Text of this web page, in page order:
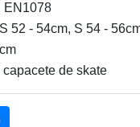
EN1078
52 - 54cm, S 54 -
capacete de skate